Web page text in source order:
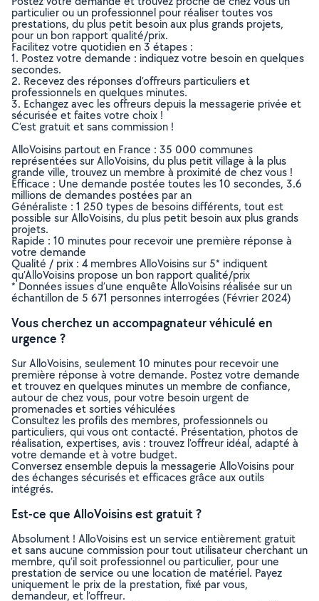
particulier ou un professionnel pour réaliser toutes vos
prestations, du plus petit besoin aux plus grands projets,
pour un bon rapport qualité/prix.
Facilitez votre quotidien en 3 étapes :
1. Postez votre demande : indiquez votre besoin en quelques
secondes.
2. Recevez des réponses d’offreurs particuliers et
professionnels en quelques minutes.
3. Echangez avec les offreurs depuis la messagerie privée et
sécurisée et faites votre choix !
C’est gratuit et sans commission !
AlloVoisins partout en France : 35 000 communes
représentées sur AlloVoisins, du plus petit village à la plus
grande ville, trouvez un membre à proximité de chez vous !
Efficace : Une demande postée toutes les 10 secondes, 3.6
millions de demandes postées par an
Généraliste : 1 250 types de besoins différents, tout est
possible sur AlloVoisins, du plus petit besoin aux plus grands
projets.
Rapide : 10 minutes pour recevoir une première réponse à
votre demande
Qualité / prix : 4 membres AlloVoisins sur 5* indiquent
qu’AlloVoisins propose un bon rapport qualité/prix
* Données issues d’une enquête AlloVoisins réalisée sur un
échantillon de 5 671 personnes interrogées (Février 2024)
Vous cherchez un accompagnateur véhiculé en
urgence ?
Sur AlloVoisins, seulement 10 minutes pour recevoir une
première réponse à votre demande. Postez votre demande
et trouvez en quelques minutes un membre de confiance,
autour de chez vous, pour votre besoin urgent de
promenades et sorties véhiculées
Consultez les profils des membres, professionnels ou
particuliers, qui vous ont contacté. Présentation, photos de
réalisation, expertises, avis : trouvez l'offreur idéal, adapté à
votre demande et à votre budget.
Conversez ensemble depuis la messagerie AlloVoisins pour
des échanges sécurisés et efficaces grâce aux outils
intégrés.
Est-ce que AlloVoisins est gratuit ?
Absolument ! AlloVoisins est un service entièrement gratuit
et sans aucune commission pour tout utilisateur cherchant un
membre, qu’il soit professionnel ou particulier, pour une
prestation de service ou une location de matériel. Payez
uniquement le prix de la prestation, fixé par vous,
demandeur, et l’offreur.